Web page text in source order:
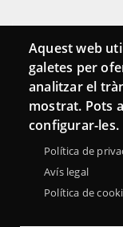
Conecta
Contacto
Hemeroteca
Aquest web
galetes per
analitzar el
mostrat. Pots
configurar-les.
Política de
Avís legal
Política de